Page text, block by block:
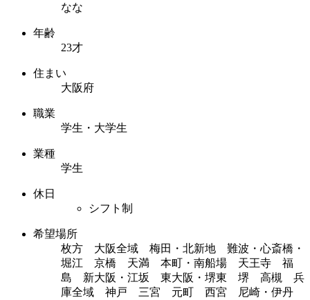
なな
年齢
23才
住まい
大阪府
職業
学生・大学生
業種
学生
休日
シフト制
希望場所
枚方 大阪全域 梅田・北新地 難波・心斎橋・
堀江 京橋 天満 本町・南船場 天王寺 福
島 新大阪・江坂 東大阪・堺東 堺 高槻 兵
庫全域 神戸 三宮 元町 西宮 尼崎・伊丹